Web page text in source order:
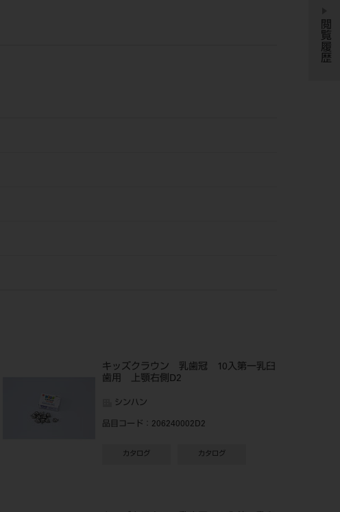
キッズクラウン 乳歯冠 10入第一乳臼
歯用 上顎右側D2
シンハン
品目コード ：206240002D2
カタログ カタログ
閲覧履歴